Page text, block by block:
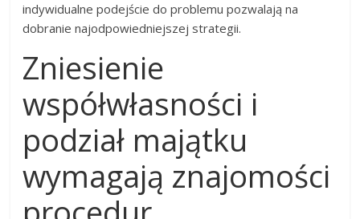
indywidualne podejście do problemu pozwalają na
dobranie najodpowiedniejszej strategii.
Zniesienie
współwłasności i
podział majątku
wymagają znajomości